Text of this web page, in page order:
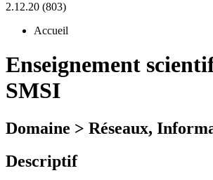
2.12.20 (803)
Accueil
Enseignement
SMSI
Domaine > Réseaux,
Descriptif